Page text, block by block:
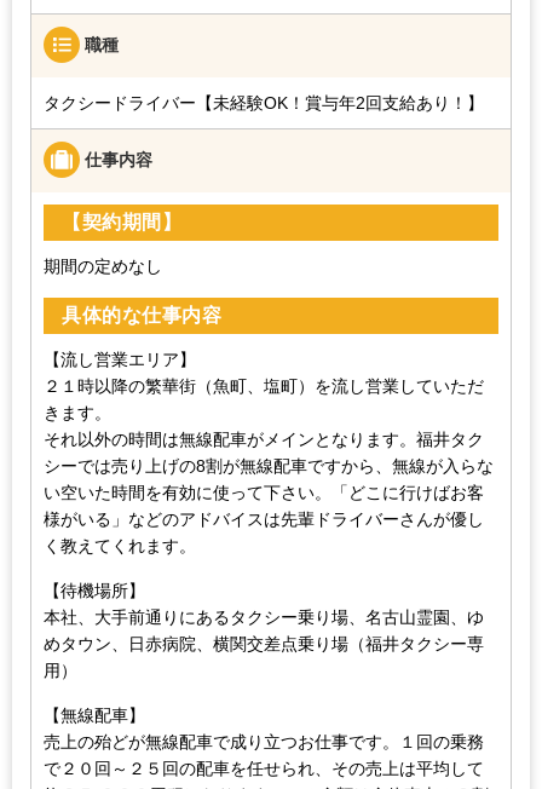
職種
タクシードライバー【未経験OK！賞与年2回支給あり！】
仕事内容
【契約期間】
期間の定めなし
具体的な仕事内容
【流し営業エリア】
２１時以降の繁華街（魚町、塩町）を流し営業していただ
きます。
それ以外の時間は無線配車がメインとなります。福井タク
シーでは売り上げの8割が無線配車ですから、無線が入らな
い空いた時間を有効に使って下さい。「どこに行けばお客
様がいる」などのアドバイスは先輩ドライバーさんが優し
く教えてくれます。
【待機場所】
本社、大手前通りにあるタクシー乗り場、名古山霊園、ゆ
めタウン、日赤病院、横関交差点乗り場（福井タクシー専
用）
【無線配車】
売上の殆どが無線配車で成り立つお仕事です。１回の乗務
で２０回～２５回の配車を任せられ、その売上は平均して